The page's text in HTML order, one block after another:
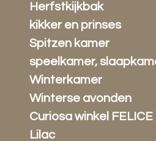
Herfstkijkbak
kikker en prinses
Spitzen kamer
speelkamer,
Winterkamer
Winterse avonden
Curiosa winkel FELICE
Lilac